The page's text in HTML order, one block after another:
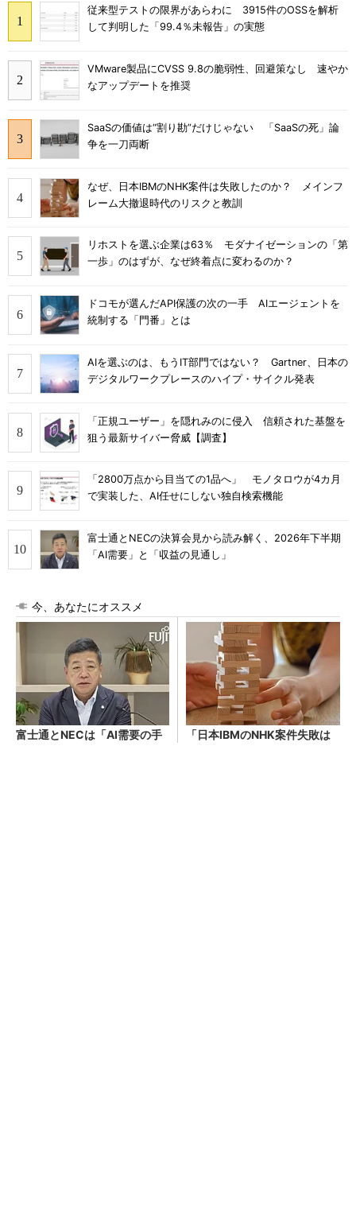
従来型テストの限界があらわに 3915件のOSSを解析
して判明した「99.4％未報告」の実態
VMware製品にCVSS 9.8の脆弱性、回避策なし 速やか
なアップデートを推奨
SaaSの価値は“割り勘”だけじゃない 「SaaSの死」論
争を一刀両断
なぜ、日本IBMのNHK案件は失敗したのか？ メインフ
レーム大撤退時代のリスクと教訓
リホストを選ぶ企業は63％ モダナイゼーションの「第
一歩」のはずが、なぜ終着点に変わるのか？
ドコモが選んだAPI保護の次の一手 AIエージェントを
統制する「門番」とは
AIを選ぶのは、もうIT部門ではない？ Gartner、日本の
デジタルワークプレースのハイプ・サイクル発表
「正規ユーザー」を隠れみのに侵入 信頼された基盤を
狙う最新サイバー脅威【調査】
「2800万点から目当ての1品へ」 モノタロウが4カ月
で実装した、AI任せにしない独自検索機能
富士通とNECの決算会見から読み解く、2026年下半期
「AI需要」と「収益の見通し」
今、あなたにオススメ
富士通とNECは「AI需要の手
「日本IBMのNHK案件失敗は